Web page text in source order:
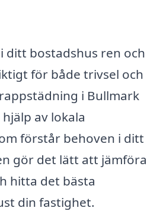
ditt bostadshus ren och
för både trivsel och
i Bullmark
av lokala
förstår behoven i ditt
gör det lätt att jämföra
hitta det bästa
din fastighet.